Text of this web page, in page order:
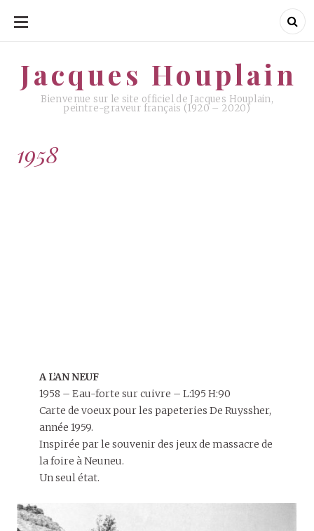
ALLER
CONTENU
Jacques Houplain
Bienvenue sur le site officiel de Jacques Houplain,
peintre-graveur français (1920 – 2020)
Jacques Houplain
1958
A L’AN NEUF
1958 – Eau-forte sur cuivre – L:195 H:90
Carte de voeux pour les papeteries De Ruyssher,
année 1959.
Inspirée par le souvenir des jeux de massacre de
la foire à Neuneu.
Un seul état.